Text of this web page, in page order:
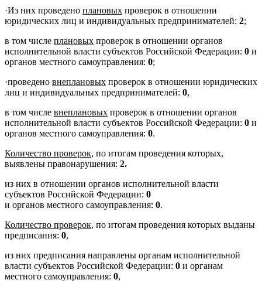
·Из них проведено плановых проверок в отношении
юридических лиц и индивидуальных предпринимателей: 2;
в том числе плановых проверок в отношении органов
исполнительной власти субъектов Российской Федерации: 0 и
органов местного самоуправления: 0;
·проведено внеплановых проверок в отношении юридических
лиц и индивидуальных предпринимателей: 0,
в том числе внеплановых проверок в отношении органов
исполнительной власти субъектов Российской Федерации: 0 и
органов местного самоуправления: 0.
Количество проверок, по итогам проведения которых,
выявлены правонарушения: 2.
из них в отношении органов исполнительной власти
субъектов Российской Федерации: 0
и органов местного самоуправления: 0.
Количество проверок, по итогам проведения которых выданы
предписания: 0,
из них предписания направлены органам исполнительной
власти субъектов Российской Федерации: 0 и органам
местного самоуправления: 0,